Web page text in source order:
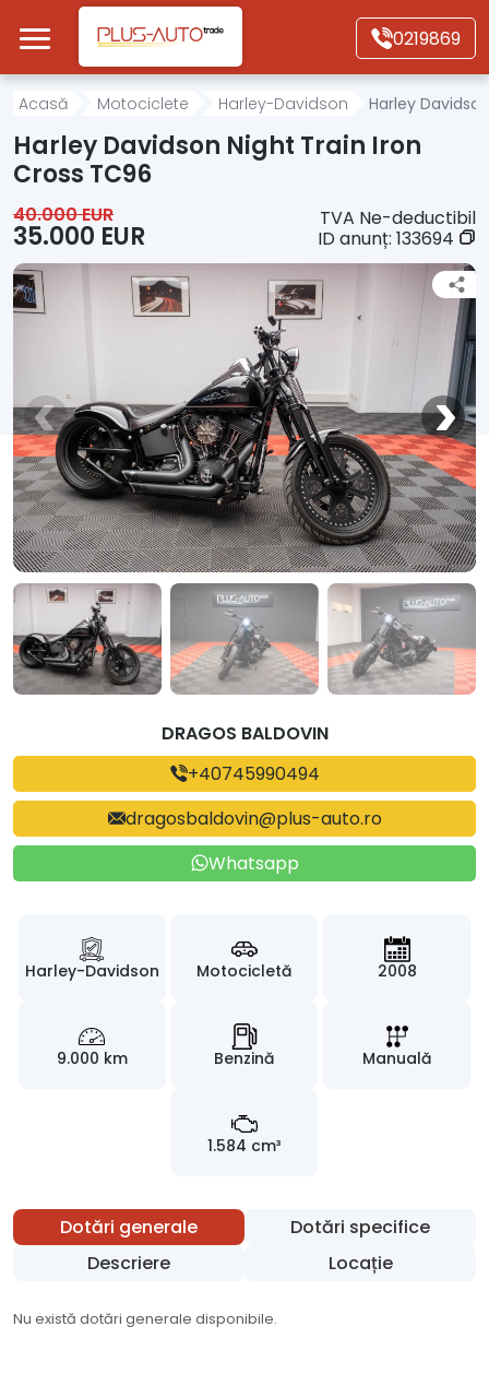
Mergi direct la conținutul principal
0219869
Acasă
Autoturisme
Motociclete
Autoutilitare
Despre Noi
Contact
Acasă Motociclete Harley-Davidson Harley
Harley Davidson Night Train Iron
Cross TC96
40.000 EUR
35.000 EUR
TVA Ne-deductibil
ID anunț: 133694
DRAGOS BALDOVIN
+40745990494
dragosbaldovin@plus-auto.ro
Whatsapp
Harley-Davidson Motocicletă 2008
9.000 km Benzină Manuală
1.584 cm³
Dotări generale
Dotări specifice
Descriere
Locație
Nu există dotări generale disponibile.